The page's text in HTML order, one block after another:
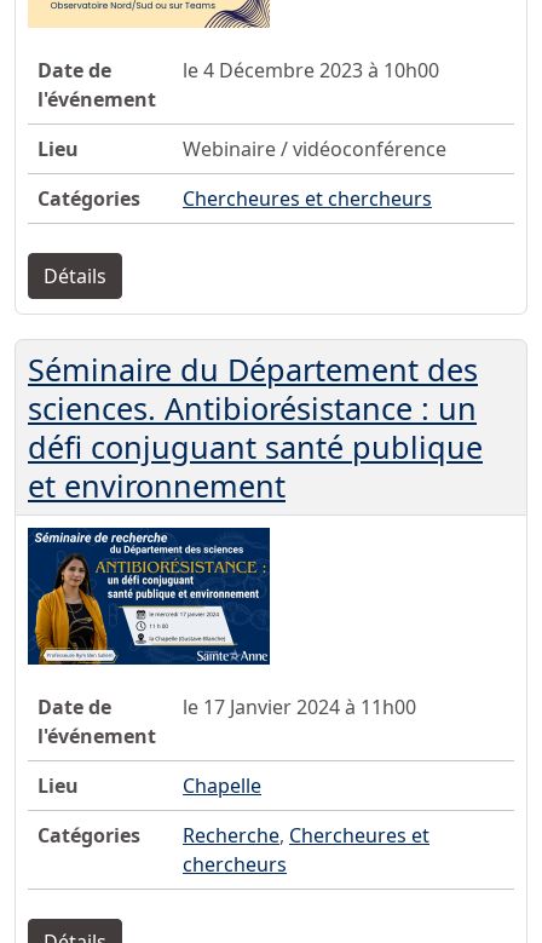
Date de
l'événement
le 4 Décembre 2023 à 10h00
Lieu
Webinaire / vidéoconférence
Catégories
Chercheures et chercheurs
Détails
Séminaire du Département des
sciences. Antibiorésistance : un
défi conjuguant santé publique
et environnement
Date de
l'événement
le 17 Janvier 2024 à 11h00
Lieu
Chapelle
Catégories
Recherche, Chercheures et
chercheurs